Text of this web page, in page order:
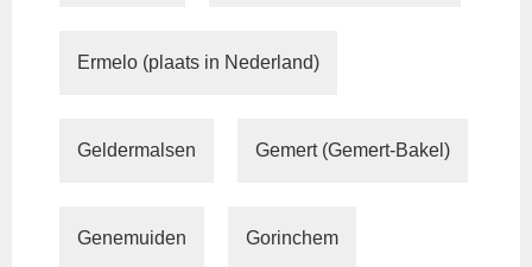
Ermelo (plaats in Nederland)
Geldermalsen Gemert (Gemert-Bakel)
Genemuiden Gorinchem